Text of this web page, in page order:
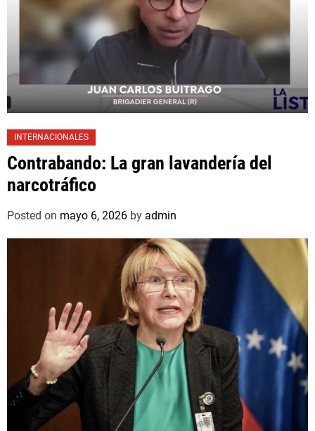
INTERNACIONALES
Contrabando: La gran lavandería del
narcotráfico
Posted on mayo 6, 2026 by admin